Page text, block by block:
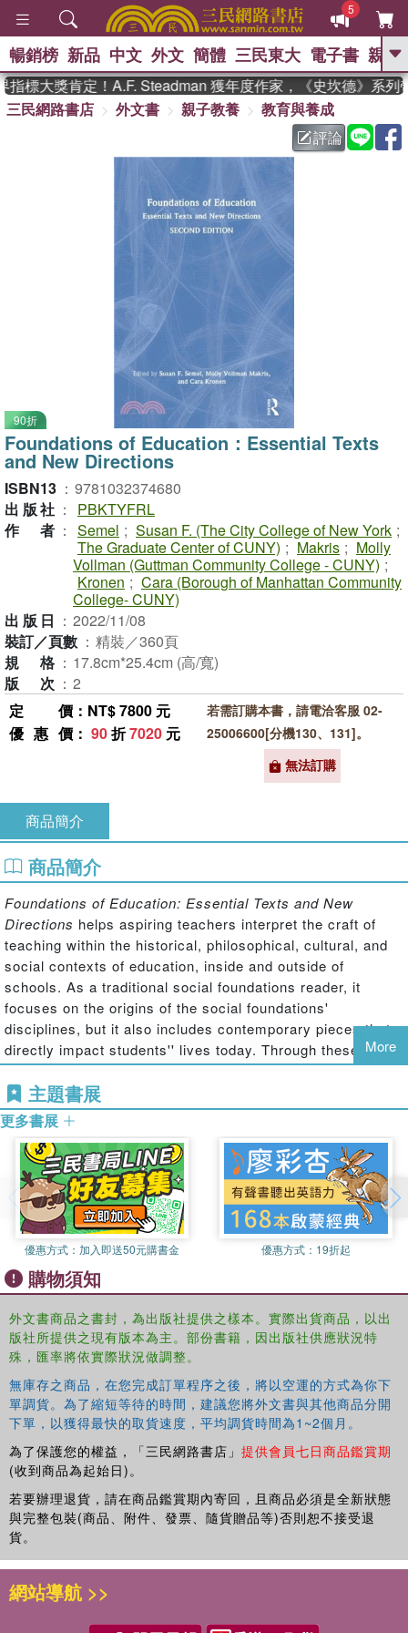
5
GO
熱搜： 東野圭吾 、 高希均教授回憶錄
父親節 、 如果歷
暑期推薦 、 國際布克
獎 臺灣漫遊錄
、 方念華
、 數學女孩：黎曼猜想
偉大的迷走神經
暢銷榜 新品 中文 外文 簡體 三民東大 電子書 親子
標大獎肯定！A.F. Steadman 獲年度作家，《史坎德》系列
三民網路書店
外文書 親子教養
教育與養成
評論
90折
Foundations of Education：Essential Texts
and New Directions
ISBN13 ： 9781032374680
出版社 ：
PBKTYFRL
作者 ： Semel ; Susan F. (The City College of New York ;
The Graduate Center of CUNY) ; Makris ; Molly
Vollman (Guttman Community College - CUNY) ;
Kronen ; Cara (Borough of Manhattan Community
College- CUNY)
出版日 ： 2022/11/08
裝訂／頁數 ： 精裝／360頁
規格 ： 17.8cm*25.4cm (高/寬)
版次 ： 2
定價 ：NT$ 7800 元
優惠價 ： 90折7020 元
若需訂購本書，請電洽客服 02-
25006600[分機130、131]。
無法訂購
商品簡介
商品簡介
Foundations of Education: Essential Texts and New
Directions helps aspiring teachers interpret the craft of
teaching within the historical, philosophical, cultural, and
social contexts of education, inside and outside of
schools. As a traditional social foundations reader, it
focuses on the origins of the social foundations'
disciplines, but it also includes contemporary pieces that
directly impact students'' lives today. Through these
carefully curated readings, students will grasp the
complexity and connection between contemporary issues
in education. Part I contains "essential texts," selections
from works widely regarded as central to the development
of the field, which lay the basis of further study for any
serious student of education. Part II looks at
multidisciplinary directions of current foundations of
education scholarship. An introductory essay by the
editors and discussion questions at the conclusion of the
text further highlight the selections' continued importance
and application to today's most pressing educational
issues. By addressing the past, present, and future of
social foundations, this volume contends skillfully with
ever-shifting education policies and school demographics.
More
主題書展
更多書展
優惠方式： 加入即送50元購書金 優惠方式： 19折起
購物須知
外文書商品之書封，為出版社提供之樣本。實際出貨商品，以出
版社所提供之現有版本為主。部份書籍，因出版社供應狀況特
殊，匯率將依實際狀況做調整。
無庫存之商品，在您完成訂單程序之後，將以空運的方式為你下
單調貨。為了縮短等待的時間，建議您將外文書與其他商品分開
下單，以獲得最快的取貨速度，平均調貨時間為1~2個月。
為了保護您的權益，「三民網路書店」 提供會員七日商品鑑賞期
(收到商品為起始日)。
若要辦理退貨，請在商品鑑賞期內寄回，且商品必須是全新狀態
與完整包裝(商品、附件、發票、隨貨贈品等)否則恕不接受退
貨。
網站導航 >>